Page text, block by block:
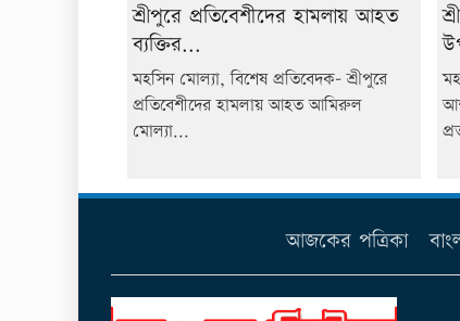
শ্রীপুরে প্রতিবেশীদের হামলায় আহত
ব্যক্তির...
মহসিন মোল্যা, বিশেষ প্রতিবেদক- শ্রীপুরে
প্রতিবেশীদের হামলায় আহত আমিরুল
মোল্যা...
আজকের পত্রিকা